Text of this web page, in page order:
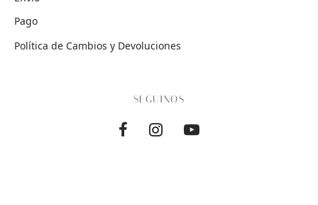
Pago
Política de Cambios y Devoluciones
SEGUINOS